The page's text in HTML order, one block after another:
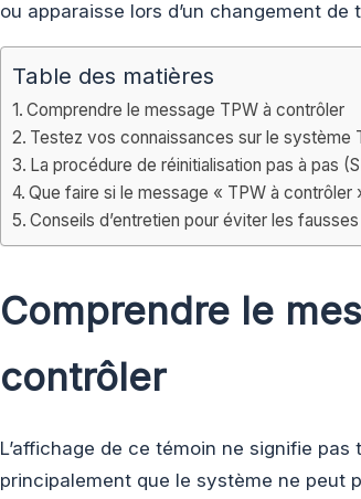
ou apparaisse lors d’un changement de
Table des matières
Comprendre le message TPW à contrôler
Testez vos connaissances sur le système
La procédure de réinitialisation pas à pas
Que faire si le message « TPW à contrôler
Conseils d’entretien pour éviter les
Comprendre le
contrôler
L’affichage de ce témoin ne signifie
principalement que le système ne peut